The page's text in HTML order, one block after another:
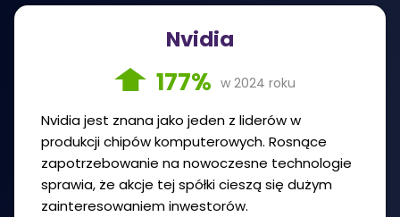
Nvidia
Nvidia jest znana jako jeden z liderów w
produkcji chipów komputerowych. Rosnące
zapotrzebowanie na nowoczesne technologie
sprawia, że akcje tej spółki cieszą się dużym
zainteresowaniem inwestorów.
177% w 2024 roku